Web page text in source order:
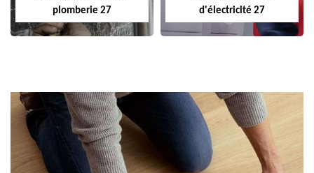
plomberie 27
d'électricité 27